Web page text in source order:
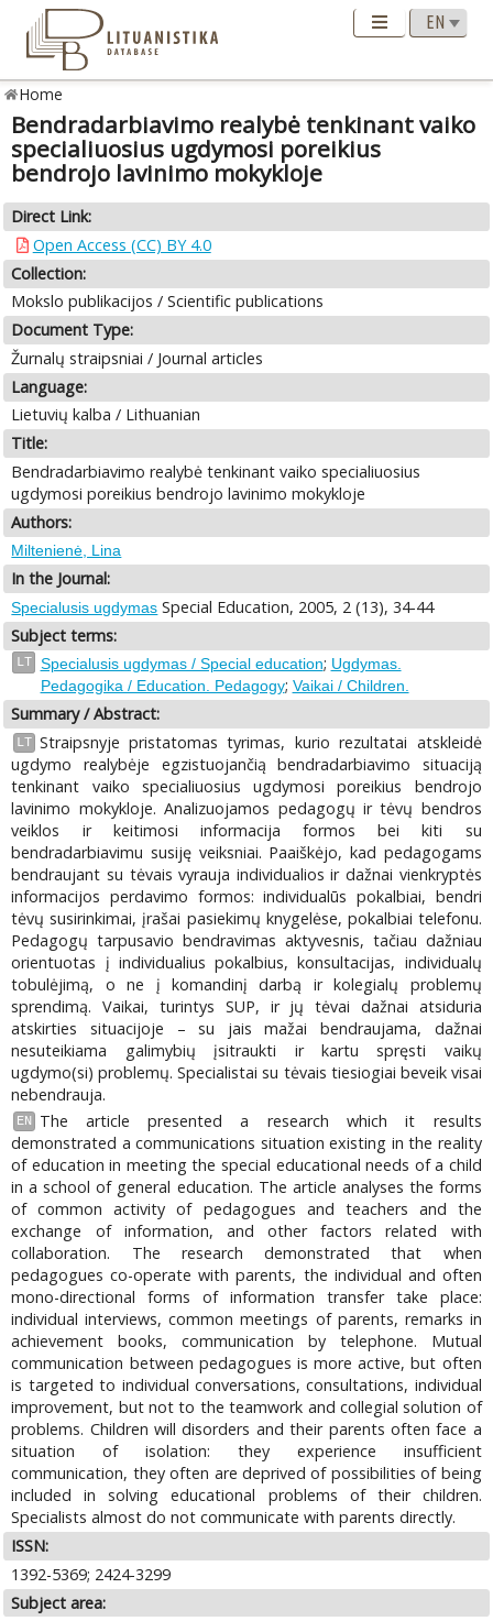
Home
Bendradarbiavimo realybė tenkinant vaiko
specialiuosius ugdymosi poreikius
bendrojo lavinimo mokykloje
Direct Link:
Open Access (CC) BY 4.0
Collection:
Mokslo publikacijos / Scientific publications
Document Type:
Žurnalų straipsniai / Journal articles
Language:
Lietuvių kalba / Lithuanian
Title:
Bendradarbiavimo realybė tenkinant vaiko specialiuosius
ugdymosi poreikius bendrojo lavinimo mokykloje
Authors:
Miltenienė, Lina
In the Journal:
Specialusis ugdymas Special Education, 2005, 2 (13), 34-44
Subject terms:
LT Specialusis ugdymas / Special education; Ugdymas.
Pedagogika / Education. Pedagogy; Vaikai / Children.
Summary / Abstract:
LT Straipsnyje pristatomas tyrimas, kurio rezultatai atskleidė
ugdymo realybėje egzistuojančią bendradarbiavimo situaciją
tenkinant vaiko specialiuosius ugdymosi poreikius bendrojo
lavinimo mokykloje. Analizuojamos pedagogų ir tėvų bendros
veiklos ir keitimosi informacija formos bei kiti su
bendradarbiavimu susiję veiksniai. Paaiškėjo, kad pedagogams
bendraujant su tėvais vyrauja individualios ir dažnai vienkryptės
informacijos perdavimo formos: individualūs pokalbiai, bendri
tėvų susirinkimai, įrašai pasiekimų knygelėse, pokalbiai telefonu.
Pedagogų tarpusavio bendravimas aktyvesnis, tačiau dažniau
orientuotas į individualius pokalbius, konsultacijas, individualų
tobulėjimą, o ne į komandinį darbą ir kolegialų problemų
sprendimą. Vaikai, turintys SUP, ir jų tėvai dažnai atsiduria
atskirties situacijoje – su jais mažai bendraujama, dažnai
nesuteikiama galimybių įsitraukti ir kartu spręsti vaikų
ugdymo(si) problemų. Specialistai su tėvais tiesiogiai beveik visai
nebendrauja.
EN
The article presented a research which it results
demonstrated a communications situation existing in the reality
of education in meeting the special educational needs of a child
in a school of general education. The article analyses the forms
of common activity of pedagogues and teachers and the
exchange of information, and other factors related with
collaboration. The research demonstrated that when
pedagogues co-operate with parents, the individual and often
mono-directional forms of information transfer take place:
individual interviews, common meetings of parents, remarks in
achievement books, communication by telephone. Mutual
communication between pedagogues is more active, but often
is targeted to individual conversations, consultations, individual
improvement, but not to the teamwork and collegial solution of
problems. Children will disorders and their parents often face a
situation of isolation: they experience insufficient
communication, they often are deprived of possibilities of being
included in solving educational problems of their children.
Specialists almost do not communicate with parents directly.
ISSN:
1392-5369; 2424-3299
Subject area: